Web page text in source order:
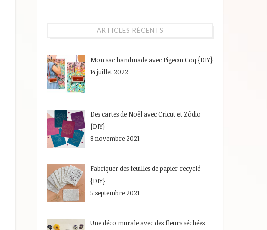
ARTICLES RÉCENTS
Mon sac handmade avec Pigeon Coq {DIY}
14 juillet 2022
Des cartes de Noël avec Cricut et Zôdio
{DIY}
8 novembre 2021
Fabriquer des feuilles de papier recyclé
{DIY}
5 septembre 2021
Une déco murale avec des fleurs séchées